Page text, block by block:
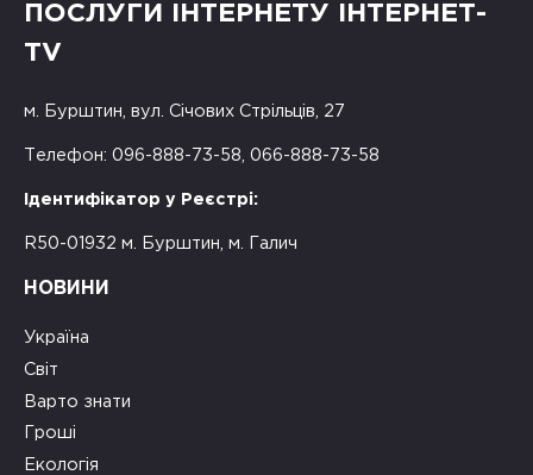
ПОСЛУГИ ІНТЕРНЕТУ ІНТЕРНЕТ-
TV
м. Бурштин, вул. Січових Стрільців, 27
Телефон: 096-888-73-58, 066-888-73-58
Ідентифікатор у Реєстрі:
R50-01932 м. Бурштин, м. Галич
НОВИНИ
Україна
Світ
Варто знати
Гроші
Екологія